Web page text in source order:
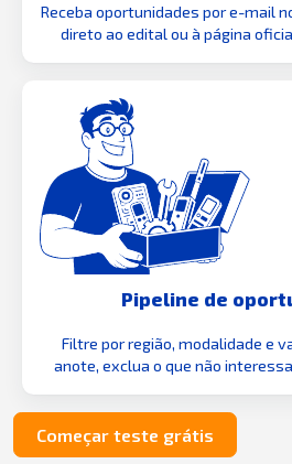
Receba oportunidades por e-mail
direto ao edital ou à página
Pipeline de
Filtre por região, modalidade e
anote, exclua o que não
Começar teste grátis